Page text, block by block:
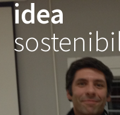
idea